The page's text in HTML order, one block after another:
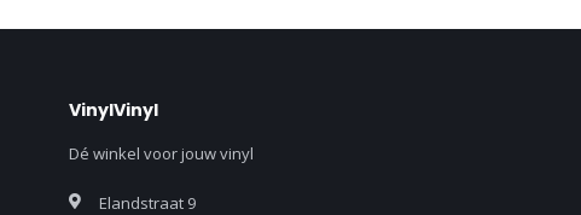
VinylVinyl
Dé winkel voor jouw vinyl
Elandstraat 9